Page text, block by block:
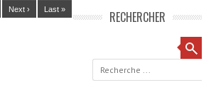
Next › Last » RECHERCHER
Recherche